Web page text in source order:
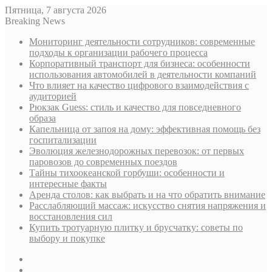
Пятница, 7 августа 2026
Breaking News
Мониторинг деятельности сотрудников: современные
подходы к организации рабочего процесса
Корпоративный транспорт для бизнеса: особенности
использования автомобилей в деятельности компаний
Что влияет на качество цифрового взаимодействия с
аудиторией
Рюкзак Guess: стиль и качество для повседневного
образа
Капельница от запоя на дому: эффективная помощь без
госпитализации
Эволюция железнодорожных перевозок: от первых
паровозов до современных поездов
Тайны тихоокеанской горбуши: особенности и
интересные факты
Аренда столов: как выбрать и на что обратить внимание
Расслабляющий массаж: искусство снятия напряжения и
восстановления сил
Купить тротуарную плитку и брусчатку: советы по
выбору и покупке